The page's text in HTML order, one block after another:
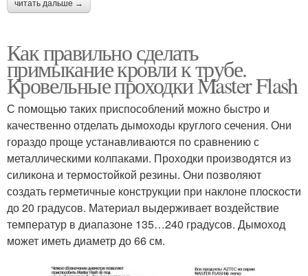
читать дальше →
Как правильно сделать
примыкание кровли к трубе.
Кровельные проходки Master Flash
С помощью таких приспособлений можно быстро и
качественно отделать дымоходы круглого сечения. Они
гораздо проще устанавливаются по сравнению с
металлическими колпаками. Проходки производятся из
силикона и термостойкой резины. Они позволяют
создать герметичные конструкции при наклоне плоскости
до 20 градусов. Материал выдерживает воздействие
температур в диапазоне 135…240 градусов. Дымоход
может иметь диаметр до 66 см.